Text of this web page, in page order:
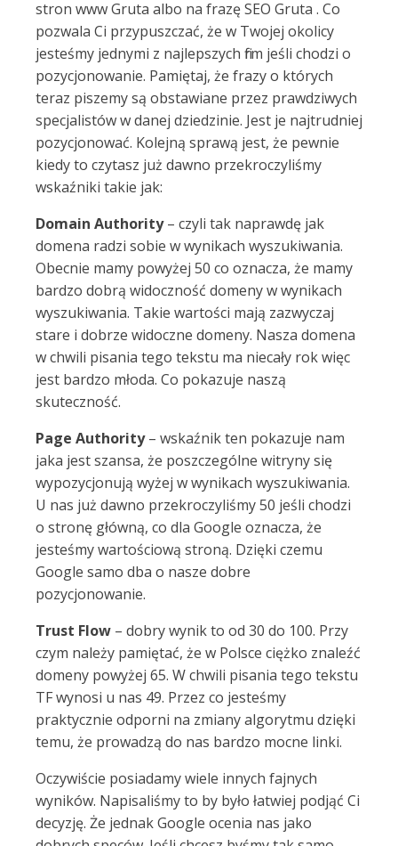
stron www Gruta albo na frazę SEO Gruta . Co
pozwala Ci przypuszczać, że w Twojej okolicy
jesteśmy jednymi z najlepszych firm jeśli chodzi o
pozycjonowanie. Pamiętaj, że frazy o których
teraz piszemy są obstawiane przez prawdziwych
specjalistów w danej dziedzinie. Jest je najtrudniej
pozycjonować. Kolejną sprawą jest, że pewnie
kiedy to czytasz już dawno przekroczyliśmy
wskaźniki takie jak:
Domain Authority– czyli tak naprawdę jak
domena radzi sobie w wynikach wyszukiwania.
Obecnie mamy powyżej 50 co oznacza, że mamy
bardzo dobrą widoczność domeny w wynikach
wyszukiwania. Takie wartości mają zazwyczaj
stare i dobrze widoczne domeny. Nasza domena
w chwili pisania tego tekstu ma niecały rok więc
jest bardzo młoda. Co pokazuje naszą
skuteczność.
Page Authority– wskaźnik ten pokazuje nam
jaka jest szansa, że poszczególne witryny się
wypozycjonują wyżej w wynikach wyszukiwania.
U nas już dawno przekroczyliśmy 50 jeśli chodzi
o stronę główną, co dla Google oznacza, że
jesteśmy wartościową stroną. Dzięki czemu
Google samo dba o nasze dobre
pozycjonowanie.
Trust Flow – dobry wynik to od 30 do 100. Przy
czym należy pamiętać, że w Polsce ciężko znaleźć
domeny powyżej 65. W chwili pisania tego tekstu
TF wynosi u nas 49. Przez co jesteśmy
praktycznie odporni na zmiany algorytmu dzięki
temu, że prowadzą do nas bardzo mocne linki.
Oczywiście posiadamy wiele innych fajnych
wyników. Napisaliśmy to by było łatwiej podjąć Ci
decyzję. Że jednak Google ocenia nas jako